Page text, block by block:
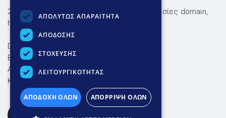
26 χρόνια αξιόπιστες & οικονομικές υπηρεσίες domain,
hosting και ssl με ταχύτατη υποστήριξη.
DNHOST IKE
ΕΥΜΟΛΠΙΔΩΝ 23 ΑΘΗΝΑ 11854
AP. Γ.Ε.ΜΗ. 004602701000
ΚΑΤΑΒΛΗΘΕΝ ΚΕΦΑΛΑΙΟ 15.000€
ΑΠΟΛΥΤΩΣ ΑΠΑΡΑΙΤΗΤΑ
ΑΠΟΔΟΣΗΣ
ΣΤΟΧΕΥΣΗΣ
ΛΕΙΤΟΥΡΓΙΚΟΤΗΤΑΣ
ΑΠΟΔΟΧΗ ΟΛΩΝ ΑΠΟΡΡΙΨΗ ΟΛΩΝ